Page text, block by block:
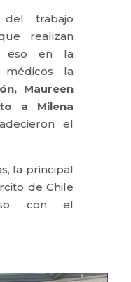
trabajo
realizan
eso en la
la
Maureen
a Milena
el
la principal
de Chile
con el